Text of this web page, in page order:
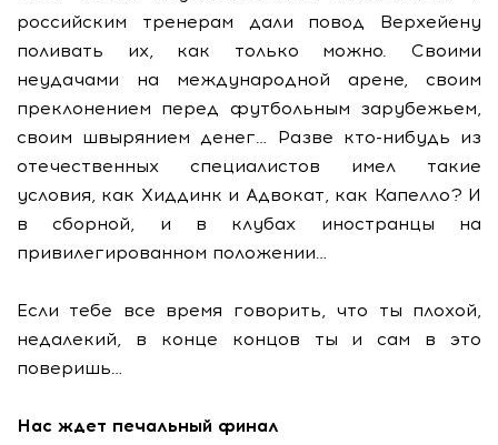
российским тренерам дали повод Верхейену
поливать их, как только можно. Своими
неудачами на международной арене, своим
преклонением перед футбольным зарубежьем,
своим швырянием денег… Разве кто-нибудь из
отечественных специалистов имел такие
условия, как Хиддинк и Адвокат, как Капелло? И
в сборной, и в клубах иностранцы на
привилегированном положении…
Если тебе все время говорить, что ты плохой,
недалекий, в конце концов ты и сам в это
поверишь…
Нас ждет печальный финал